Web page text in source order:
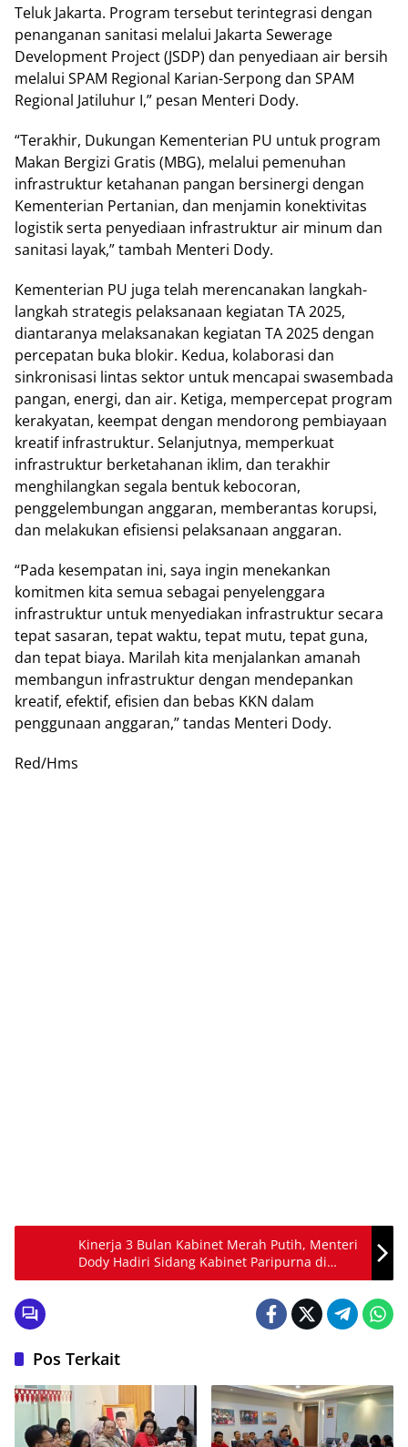
Teluk Jakarta. Program tersebut terintegrasi dengan
penanganan sanitasi melalui Jakarta Sewerage
Development Project (JSDP) dan penyediaan air bersih
melalui SPAM Regional Karian-Serpong dan SPAM
Regional Jatiluhur I,” pesan Menteri Dody.
“Terakhir, Dukungan Kementerian PU untuk program
Makan Bergizi Gratis (MBG), melalui pemenuhan
infrastruktur ketahanan pangan bersinergi dengan
Kementerian Pertanian, dan menjamin konektivitas
logistik serta penyediaan infrastruktur air minum dan
sanitasi layak,” tambah Menteri Dody.
Kementerian PU juga telah merencanakan langkah-
langkah strategis pelaksanaan kegiatan TA 2025,
diantaranya melaksanakan kegiatan TA 2025 dengan
percepatan buka blokir. Kedua, kolaborasi dan
sinkronisasi lintas sektor untuk mencapai swasembada
pangan, energi, dan air. Ketiga, mempercepat program
kerakyatan, keempat dengan mendorong pembiayaan
kreatif infrastruktur. Selanjutnya, memperkuat
infrastruktur berketahanan iklim, dan terakhir
menghilangkan segala bentuk kebocoran,
penggelembungan anggaran, memberantas korupsi,
dan melakukan efisiensi pelaksanaan anggaran.
“Pada kesempatan ini, saya ingin menekankan
komitmen kita semua sebagai penyelenggara
infrastruktur untuk menyediakan infrastruktur secara
tepat sasaran, tepat waktu, tepat mutu, tepat guna,
dan tepat biaya. Marilah kita menjalankan amanah
membangun infrastruktur dengan mendepankan
kreatif, efektif, efisien dan bebas KKN dalam
penggunaan anggaran,” tandas Menteri Dody.
Red/Hms
Kinerja 3 Bulan Kabinet Merah Putih, Menteri
Dody Hadiri Sidang Kabinet Paripurna di
Kantor Presiden
Pos Terkait